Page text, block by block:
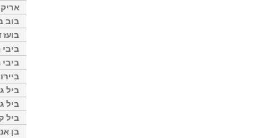
אריק
בוב
ביבי
ביבי
ביל
ביל
ביל
בן